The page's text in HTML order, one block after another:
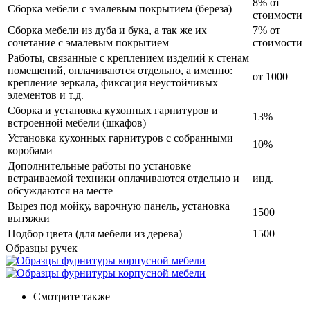
Сборка мебели с эмалевым покрытием (береза)
стоимости
Сборка мебели из дуба и бука, а так же их
сочетание с эмалевым покрытием
7% от
стоимости
Работы, связанные с креплением изделий к стенам
помещений, оплачиваются отдельно, а именно:
крепление зеркала, фиксация неустойчивых
элементов и т.д.
от 1000
Сборка и установка кухонных гарнитуров и
встроенной мебели (шкафов)
13%
Установка кухонных гарнитуров с собранными
коробами
10%
Дополнительные работы по установке
встраиваемой техники оплачиваются отдельно и
обсуждаются на месте
инд.
Вырез под мойку, варочную панель, установка
вытяжки
1500
Подбор цвета (для мебели из дерева)
1500
Образцы ручек
Смотрите также